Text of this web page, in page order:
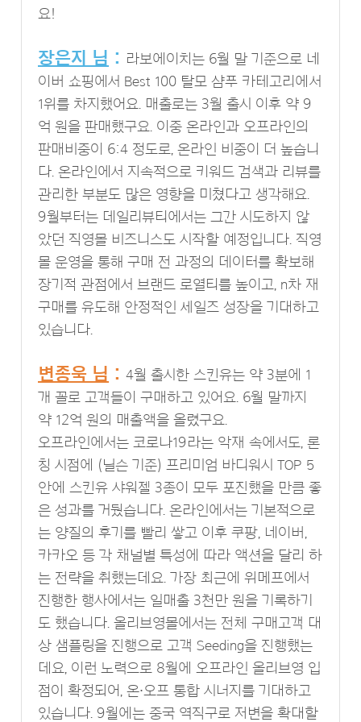
요!
장은지 님 :
라보에이치는 6월 말 기준으로 네
이버 쇼핑에서 Best 100 탈모 샴푸 카테고리에서
1위를 차지했어요. 매출로는 3월 출시 이후 약 9
억 원을 판매했구요. 이중 온라인과 오프라인의
판매비중이 6:4 정도로, 온라인 비중이 더 높습니
다. 온라인에서 지속적으로 키워드 검색과 리뷰를
관리한 부분도 많은 영향을 미쳤다고 생각해요.
9월부터는 데일리뷰티에서는 그간 시도하지 않
았던 직영몰 비즈니스도 시작할 예정입니다. 직영
몰 운영을 통해 구매 전 과정의 데이터를 확보해
장기적 관점에서 브랜드 로열티를 높이고, n차 재
구매를 유도해 안정적인 세일즈 성장을 기대하고
있습니다.
변종욱 님 :4월 출시한 스킨유는 약 3분에 1
개 꼴로 고객들이 구매하고 있어요. 6월 말까지
약 12억 원의 매출액을 올렸구요.
오프라인에서는 코로나19라는 악재 속에서도, 론
칭 시점에 (닐슨 기준) 프리미엄 바디워시 TOP 5
안에 스킨유 샤워젤 3종이 모두 포진했을 만큼 좋
은 성과를 거뒀습니다. 온라인에서는 기본적으로
는 양질의 후기를 빨리 쌓고 이후 쿠팡, 네이버,
카카오 등 각 채널별 특성에 따라 액션을 달리 하
는 전략을 취했는데요. 가장 최근에 위메프에서
진행한 행사에서는 일매출 3천만 원을 기록하기
도 했습니다. 올리브영몰에서는 전체 구매고객 대
상 샘플링을 진행으로 고객 Seeding을 진행했는
데요, 이런 노력으로 8월에 오프라인 올리브영 입
점이 확정되어, 온∙오프 통합 시너지를 기대하고
있습니다. 9월에는 중국 역직구로 저변을 확대할